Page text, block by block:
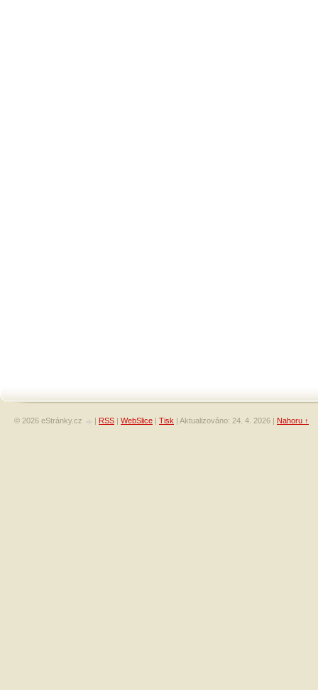
© 2026 eStránky.cz | RSS | WebSlice | Tisk | Aktualizováno: 24. 4. 2026 | Nahoru ↑